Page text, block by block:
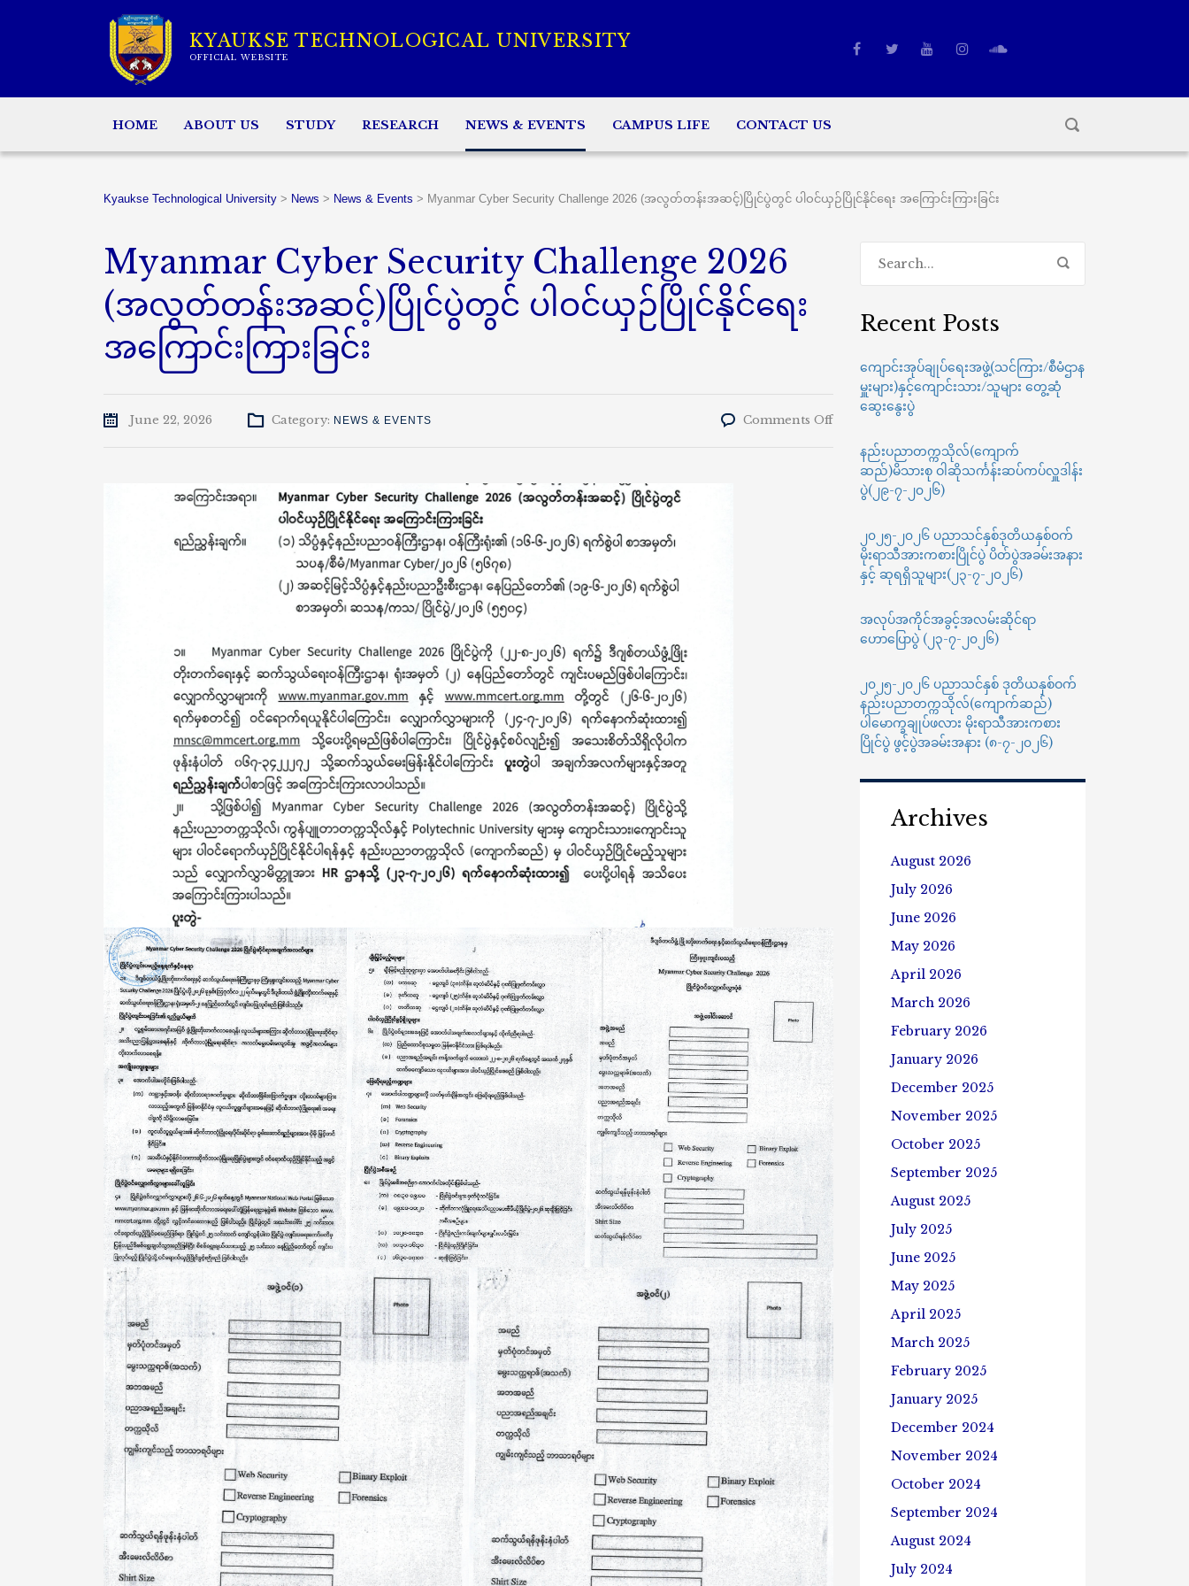
KYAUKSE TECHNOLOGICAL UNIVERSITY
OFFICIAL WEBSITE
HOME ABOUT US STUDY RESEARCH NEWS & EVENTS CAMPUS LIFE CONTACT US
Kyaukse Technological University > News > News & Events > Myanmar Cyber Security Challenge 2026 (အလွတ်တန်းအဆင့်)ပြိုင်ပွဲတွင် ပါဝင်ယှဉ်ပြိုင်နိုင်ရေး အကြောင်းကြားခြင်း
Myanmar Cyber Security Challenge 2026
(အလွတ်တန်းအဆင့်)ပြိုင်ပွဲတွင် ပါဝင်ယှဉ်ပြိုင်နိုင်ရေး
အကြောင်းကြားခြင်း
June 22, 2026 Category: NEWS & EVENTS Comments Offon
Cyber
Security
Challenge
အဆင့်)ပြိုင်ပွဲ
ယှဉ်ပြိုင်
Recent Posts
ကျောင်းအုပ်ချုပ်ရေးအဖွဲ့(သင်ကြား/စီမံဌာန
မှူးများ)နှင့်ကျောင်းသား/သူများ တွေ့ဆုံ
ဆွေးနွေးပွဲ
နည်းပညာတက္ကသိုလ်(ကျောက်
ဆည်)မိသားစု ဝါဆိုသင်္ကန်းဆပ်ကပ်လှူဒါန်း
ပွဲ(၂၉-၇-၂၀၂၆)
၂၀၂၅-၂၀၂၆ ပညာသင်နှစ်ဒုတိယနှစ်ဝက်
မိုးရာသီအားကစားပြိုင်ပွဲ ပိတ်ပွဲအခမ်းအနား
နှင့် ဆုရရှိသူများ(၂၃-၇-၂၀၂၆)
အလုပ်အကိုင်အခွင့်အလမ်းဆိုင်ရာ
ဟောပြောပွဲ (၂၃-၇-၂၀၂၆)
၂၀၂၅-၂၀၂၆ ပညာသင်နှစ် ဒုတိယနှစ်ဝက်
နည်းပညာတက္ကသိုလ်(ကျောက်ဆည်)
ပါမောက္ခချုပ်ဖလား မိုးရာသီအားကစား
ပြိုင်ပွဲ ဖွင့်ပွဲအခမ်းအနား (၈-၇-၂၀၂၆)
Archives
August 2026
July 2026
June 2026
May 2026
April 2026
March 2026
February 2026
January 2026
December 2025
November 2025
October 2025
September 2025
August 2025
July 2025
June 2025
May 2025
April 2025
March 2025
February 2025
January 2025
December 2024
November 2024
October 2024
September 2024
August 2024
July 2024